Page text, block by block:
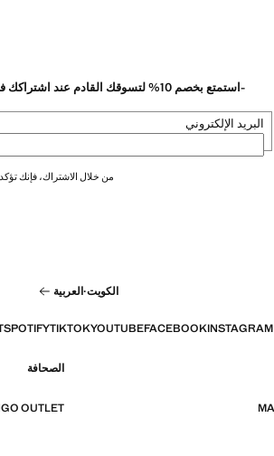
-استمتع بخصم 10% لتسوقك القادم عند اشتراكك في نشرتنا الاخبارية
البريد الإلكتروني
من خلال الاشتراك، فإنك
الكويت·العربية
INSTAGRAM
FACEBOOK
YOUTUBE
TIKTOK
SPOTIFY
الصحافة
OUTLET